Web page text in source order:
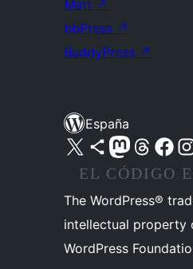
Matt ↗
bbPress ↗
BuddyPress ↗
España
Visita nuestra cuenta de X (anteriormente Twitter)
Visita nuestra cuenta de Bluesky
Visita nuestra cuenta de
Visita nuestra cuenta de
Visita
EL CÓDIGO
The WordPress®
intellectual property
WordPress